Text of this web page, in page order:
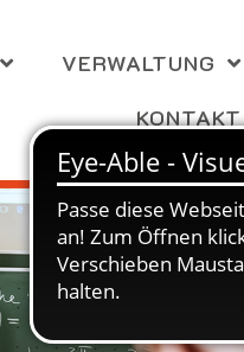
VERWALTUNG
KONTAKT